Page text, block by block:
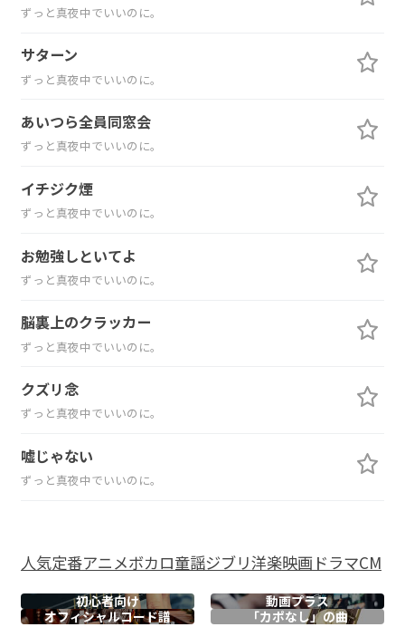
ずっと真夜中でいいのに。
サターン
ずっと真夜中でいいのに。
あいつら全員同窓会
ずっと真夜中でいいのに。
イチジク煙
ずっと真夜中でいいのに。
お勉強しといてよ
ずっと真夜中でいいのに。
脳裏上のクラッカー
ずっと真夜中でいいのに。
クズリ念
ずっと真夜中でいいのに。
嘘じゃない
ずっと真夜中でいいのに。
人気定番アニメボカロ童謡ジブリ洋楽映画ドラマCM
初心者向け
動画プラス
オフィシャルコード譜 「カポなし」の曲